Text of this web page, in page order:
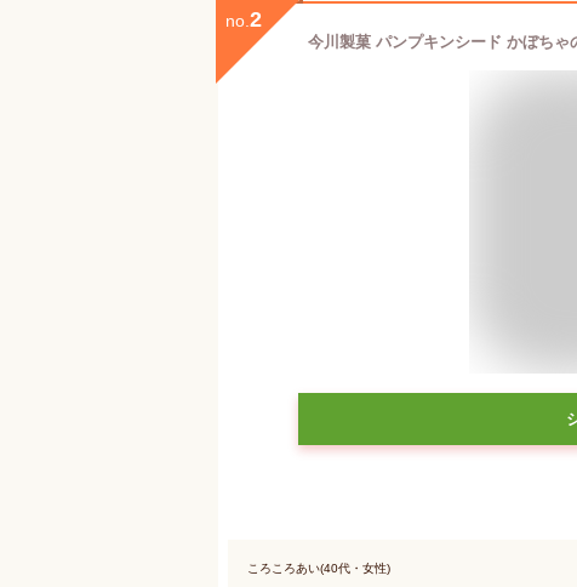
no. 2
今川製菓 パンプキンシード かぼち
ころころあい(40代・女性)